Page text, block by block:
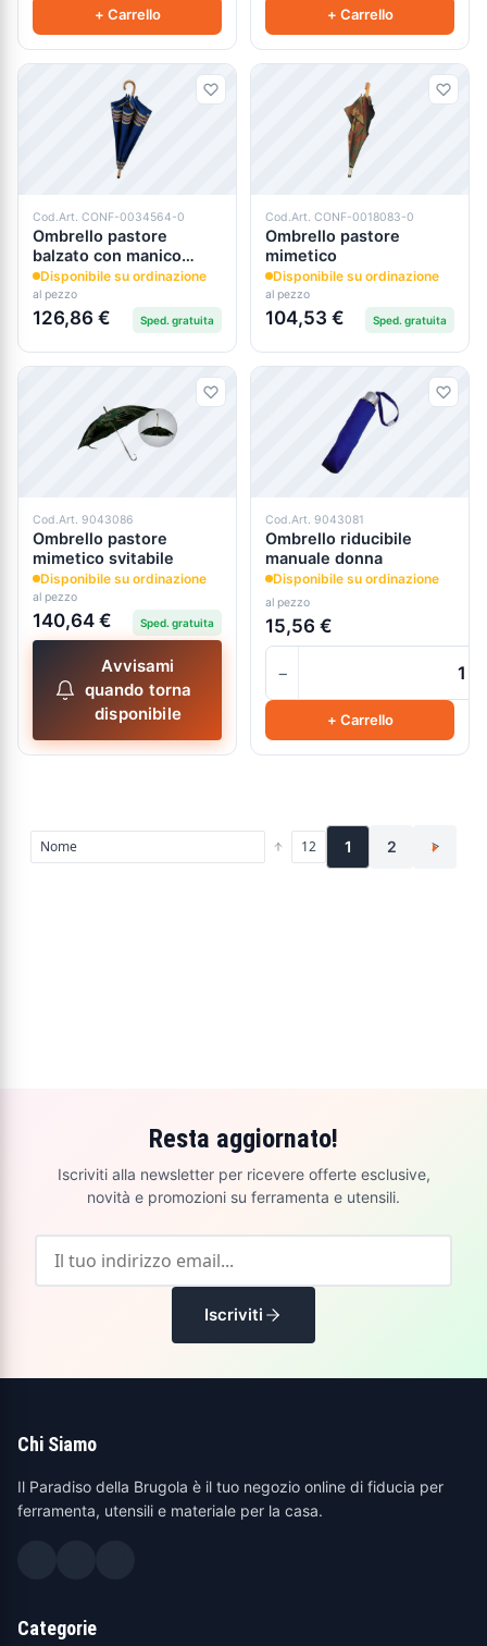
+ Carrello + Carrello
Cod.Art. CONF-0034564-0
Ombrello pastore
balzato con manico
curvo
Disponibile su ordinazione
al pezzo
126,86 € Sped. gratuita
Cod.Art. CONF-0018083-0
Ombrello pastore
mimetico
Disponibile su ordinazione
al pezzo
104,53 € Sped. gratuita
Cod.Art. 9043086
Ombrello pastore
mimetico svitabile
Disponibile su ordinazione
al pezzo
140,64 € Sped. gratuita
Avvisami
quando torna
disponibile
Cod.Art. 9043081
Ombrello riducibile
manuale donna
Disponibile su ordinazione
al pezzo
15,56 €
−
+ Carrello
1 2 >
Resta aggiornato!
Iscriviti alla newsletter per ricevere offerte esclusive,
novità e promozioni su ferramenta e utensili.
Iscriviti
Chi Siamo
Il Paradiso della Brugola è il tuo negozio online di fiducia per
ferramenta, utensili e materiale per la casa.
Categorie